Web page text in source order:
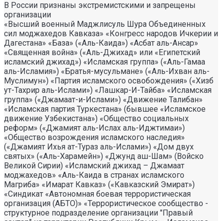
В России признаны экстремистскими и запрещены
организации
«Высший военный Маджлисуль Шура Объединенных
сил моджахедов Кавказа» «Конгресс народов Ичкерии и
Дагестана» «База» («Аль-Каида») «Асбат аль-Ансар»
«Священная война» («Аль-Джихад» или «Египетский
исламский джихад») «Исламская группа» («Аль-Гамаа
аль-Исламия») «Братья-мусульмане» («Аль-Ихван аль-
Муслимун») «Партия исламского освобождения» («Хизб
ут-Тахрир аль-Ислами») «Лашкар-И-Тайба» «Исламская
группа» («Джамаат-и-Ислами») «Движение Талибан»
«Исламская партия Туркестана» (бывшее «Исламское
движение Узбекистана») «Общество социальных
реформ» («Джамият аль-Ислах аль-Иджтимаи»)
«Общество возрождения исламского наследия»
(«Джамият Ихья ат-Тураз аль-Ислами») «Дом двух
святых» («Аль-Харамейн») «Джунд аш-Шам» (Войско
Великой Сирии) «Исламский джихад – Джамаат
моджахедов» «Аль-Каида в странах исламского
Магриба» «Имарат Кавказ» («Кавказский Эмират»)
«Синдикат «Автономная боевая террористическая
организация (АБТО)» «Террористическое сообщество -
структурное подразделение организации "Правый